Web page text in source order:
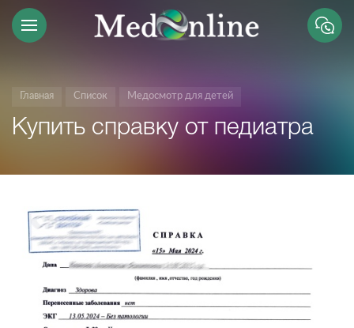
Главная Список Медосмотр для детей
Купить справку от педиатра